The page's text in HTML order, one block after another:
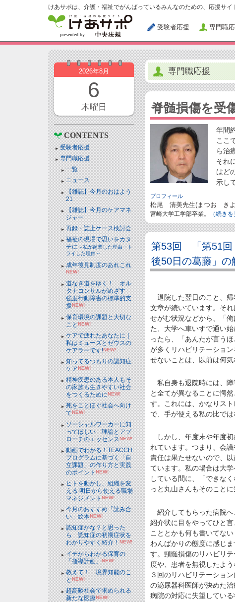
けあサポは、介護・福祉でがんばっているみんなのための、応援サイ
受験者応援 専門職
2026年8月
6
木曜日
CONTENTS
受験者応援
専門職応援
一覧
ニュース
【雑誌】今月のおはよう
21
【雑誌】今月のケアマネ
ジャー
再録・誌上ケース検討会
福祉の現場で思いをカタ
チに～私が起業した理由・ト
ライした理由～
成年後見制度のあれこれ
NEW!
道なき道をゆく！ オル
タナコンサルがめざす
強度行動障害の標準的支
援NEW!
保育環境の課題と大切な
ことNEW!
ケアで疲れたあなたに｜
私はミューズとゼウスの
ケアラーです!NEW!
知ってるつもりの認知症
ケアNEW!
精神疾患のある本人もそ
の家族も生きやすい社会
をつくるためにNEW!
死をことほぐ社会へ向け
てNEW!
ソーシャルワーカーに知
ってほしい 理論とアプ
ローチのエッセンスNEW!
動画でわかる！TEACCH
プログラムに基づく「自
立課題」の作り方と実践
のポイントNEW!
ヒトを動かし、組織を変
える 明日から使える職場
マネジメントNEW!
今月のおすすめ「読み合
い」絵本NEW!
認知症かな？と思った
ら 認知症の初期症状を
わかりやすく紹介！NEW!
イチからわかる保育の
「指導計画」NEW!
教えて！ 境界知能のこ
とNEW!
超高齢社会で求められる
新たな医療NEW!
専門職応援
脊髄損傷を受
年間
ここ
ら治
それ
はど
示し
プロフィール
松尾 清美先生(まつお き
宮崎大学工学部卒業。 （続き
第53回 「第51回
後50日の葛藤」の
退院した翌日のこと、帰
文章が続いています。そ
せがむ状況などから、「
た、大学へ車いすで通い
ったら、「あんたが言う
が多くリハビリテーショ
せないことは、以前は何
私自身も退院時には、障
と全てが異なることに愕
す。これには、かなりス
で、手が使える私の比では
しかし、年度末や年度初
れています。つまり、会
責任は果たせないので、
ています。私の場合は大
している間に、「できな
っと丸山さんもそのこと
紹介してもらった病院へ
紹介状に目をやってひと
こととかも何も書いてな
わんばかりの態度に感じ
す。頸髄損傷のリハビリ
度や、患者を無視したよ
３回のリハビリテーショ
の泌尿器科医師が決めた
病院の対応に失望している